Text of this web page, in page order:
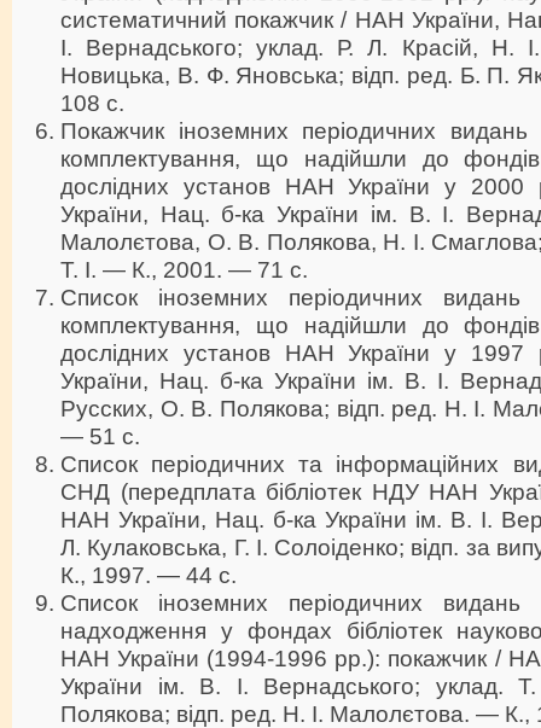
систематичний покажчик / НАН України,
І. Вернадського; уклад. Р. Л. Красій, Н.
Новицька, В. Ф. Яновська; відп. ред. Б. П.
108 с.
Покажчик іноземних періодичних видань
комплектування, що надійшли до фондів
дослідних установ НАН України у
України, Нац. б-ка України ім. В. І.
Малолєтова, О. В. Полякова, Н. І.
Т. І. — К., 2001. — 71 с.
Список іноземних періодичних видань
комплектування, що надійшли до фондів
дослідних установ НАН України у
України, Нац. б-ка України ім. В. І.
Русских, О. В. Полякова; відп. ред. Н. І.
— 51 с.
Список періодичних та інформаційних
СНД (передплата бібліотек НДУ НАН
НАН України, Нац. б-ка України ім. В. І.
Л. Кулаковська, Г. І. Солоіденко; відп. за
К., 1997. — 44 с.
Список іноземних періодичних видань
надходження у фондах бібліотек
НАН України (1994-1996 рр.): покажчик /
України ім. В. І. Вернадського;
Полякова; відп. ред. Н. І. Малолєтова. —